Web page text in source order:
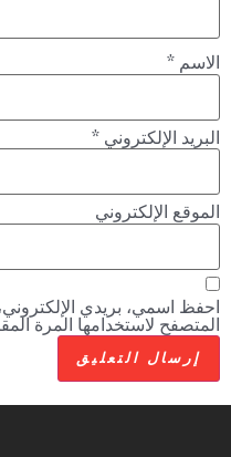
الاسم *
البريد الإلكتروني *
الموقع الإلكتروني
احفظ اسمي، بريدي
المتصفح لاستخدامها المرة